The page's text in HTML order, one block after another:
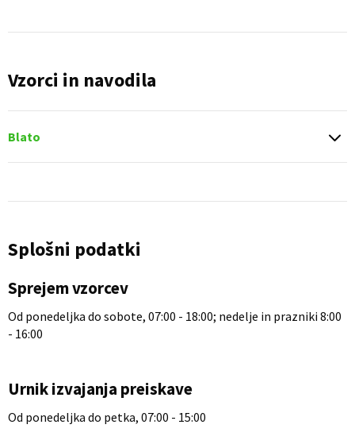
Vzorci in navodila
Blato
Splošni podatki
Sprejem vzorcev
Od ponedeljka do sobote, 07:00 - 18:00; nedelje in prazniki 8:00
- 16:00
Urnik izvajanja preiskave
Od ponedeljka do petka, 07:00 - 15:00